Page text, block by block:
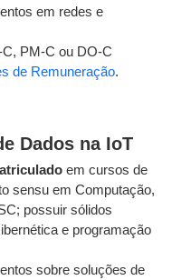
em redes e
PM-C ou DO-C
de Remuneração.
Dados na IoT
em cursos de
sensu em Computação,
possuir sólidos
e programação
sobre soluções de